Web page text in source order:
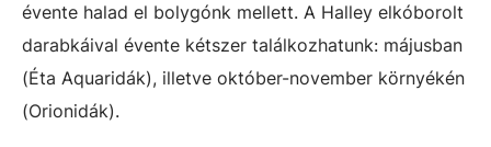
évente halad el bolygónk mellett. A Halley elkóborolt
darabkáival évente kétszer találkozhatunk: májusban
(Éta Aquaridák), illetve október-november környékén
(Orionidák).